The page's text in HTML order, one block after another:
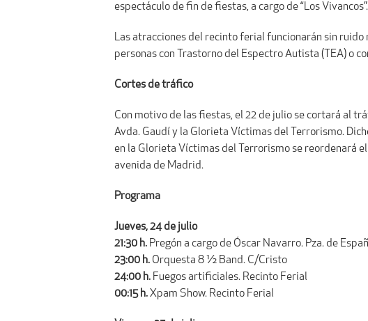
espectáculo de fin de fiestas, a cargo de “Los Vivancos”.
Las atracciones del recinto ferial funcionarán sin ruido
personas con Trastorno del Espectro Autista (TEA) o
Cortes de tráfico
Con motivo de las fiestas, el 22 de julio se cortará al
Avda. Gaudí y la Glorieta Víctimas del Terrorismo.
en la Glorieta Víctimas del Terrorismo se reordenará
avenida de Madrid.
Programa
Jueves, 24 de julio
21:30 h. Pregón a cargo de Óscar Navarro. Pza. de
23:00 h. Orquesta 8 ½ Band. C/Cristo
24:00 h. Fuegos artificiales. Recinto Ferial
00:15 h.Xpam Show. Recinto Ferial